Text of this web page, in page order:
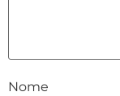
Nome